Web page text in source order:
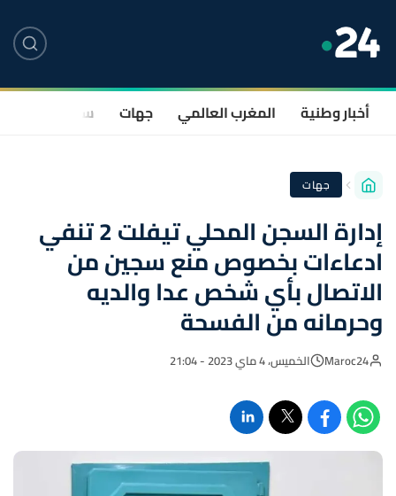
أخبار وطنية المغرب العالمي جهات سياسة
جهات
إدارة السجن المحلي تيفلت 2 تنفي
ادعاءات بخصوص منع سجين من
الاتصال بأي شخص عدا والديه
وحرمانه من الفسحة
Maroc24 الخميس، 4 ماي 2023 - 21:04